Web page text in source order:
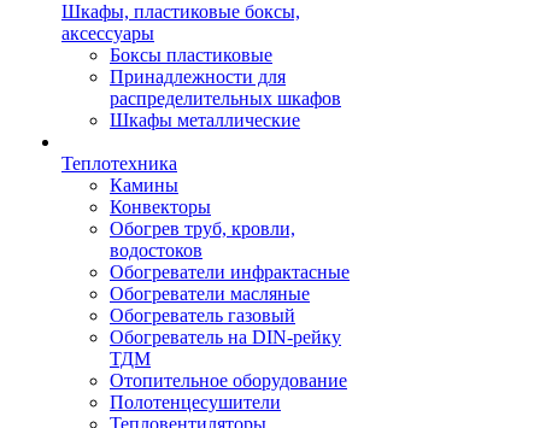
Шкафы, пластиковые боксы,
аксессуары
Боксы пластиковые
Принадлежности для
распределительных шкафов
Шкафы металлические
Теплотехника
Камины
Конвекторы
Обогрев труб, кровли,
водостоков
Обогреватели инфрактасные
Обогреватели масляные
Обогреватель газовый
Обогреватель на DIN-рейку
ТДМ
Отопительное оборудование
Полотенцесушители